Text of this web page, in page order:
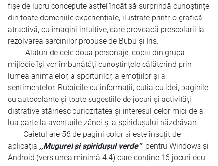
fișe de lucru concepute astfel încât să surprindă cunoștințe
din toate domeniile experiențiale, ilustrate printr-o grafică
atractivă, cu imagini intuitive, care provoacă preșcolarii la
rezolvarea sarcinilor propuse de Bubu și Iris.
Alături de cele două personaje, copiii din grupa
mijlocie își vor îmbunătăți cunoștințele călătorind prin
lumea animalelor, a sporturilor, a emoțiilor și a
sentimentelor. Rubricile cu informații, cutia cu idei, paginile
cu autocolante și toate sugestiile de jocuri și activități
distrative stârnesc curiozitatea și interesul celor mici de a
lua parte la aventurile zânei și a spiridușului năzdrăvan.
Caietul are 56 de pagini color și este însoțit de
aplicația ,,Mugurel și spiridușul verde” pentru Windows și
Android (versiunea minimă 4.4) care conține 16 jocuri edu-